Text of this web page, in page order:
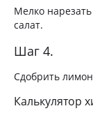
Мелко
салат.
Шаг 4.
Сдобрить
Калькулятор